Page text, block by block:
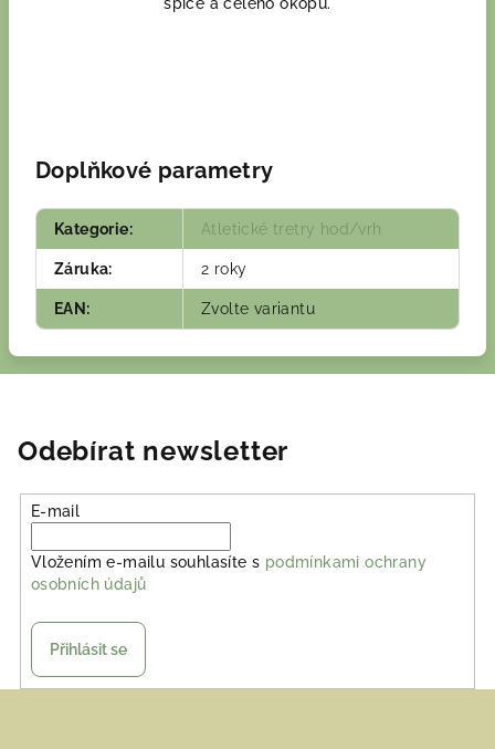
Doplňkové parametry
Kategorie: Atletické tretry hod/vrh
Záruka: 2 roky
EAN : Zvolte variantu
Odebírat newsletter
E-mail
Vložením e-mailu souhlasíte s podmínkami ochrany
osobních údajů
Přihlásit se